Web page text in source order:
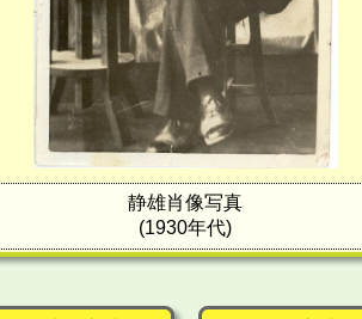
静雄肖像写真
(1930年代)